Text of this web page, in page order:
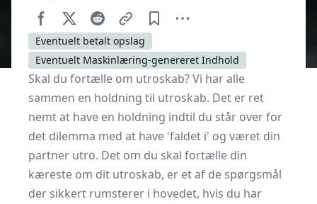
Eventuelt betalt opslag
Eventuelt Maskinlæring-genereret Indhold
Skal du fortælle om utroskab? Vi har alle
sammen en holdning til utroskab. Det er ret
nemt at have en holdning indtil du står over for
det dilemma med at have 'faldet i' og været din
partner utro. Det om du skal fortælle din
kæreste om dit utroskab, er et af de spørgsmål
der sikkert rumsterer i hovedet, hvis du har